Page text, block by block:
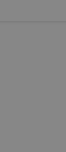
pensijas